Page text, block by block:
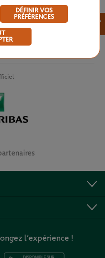
l’expérience !
DÉFINIR VOS
PRÉFÉRENCES